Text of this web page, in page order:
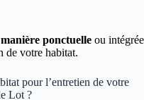
manière ponctuelle ou intégrée
de votre habitat.
pour l’entretien de votre
Lot ?